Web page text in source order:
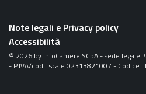
Note legali e Privacy policy
Accessibilità
© 2026 by InfoCamere SCpA - sede
- P.IVA/cod.fiscale 02313821007 - Codice